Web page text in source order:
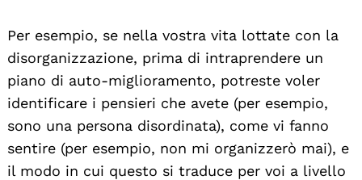
Per esempio, se nella vostra vita lottate con la
disorganizzazione, prima di intraprendere un
piano di auto-miglioramento, potreste voler
identificare i pensieri che avete (per esempio,
sono una persona disordinata), come vi fanno
sentire (per esempio, non mi organizzerò mai), e
il modo in cui questo si traduce per voi a livello